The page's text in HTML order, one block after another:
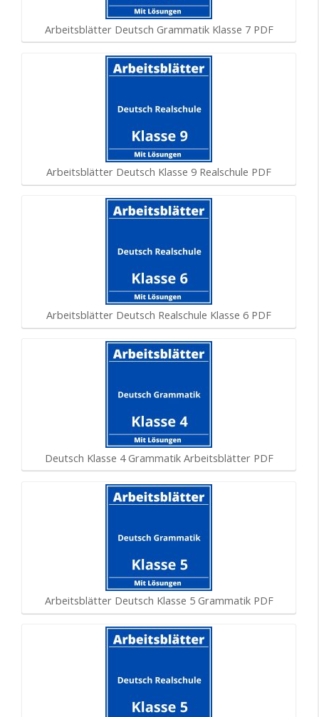
Arbeitsblätter Deutsch Grammatik Klasse 7 PDF
Arbeitsblätter Deutsch Klasse 9 Realschule PDF
Arbeitsblätter Deutsch Realschule Klasse 6 PDF
Deutsch Klasse 4 Grammatik Arbeitsblätter PDF
Arbeitsblätter Deutsch Klasse 5 Grammatik PDF